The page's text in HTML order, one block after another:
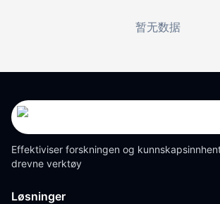
暂无数据
Effektiviser forskningen og
drevne verktøy
Løsninger